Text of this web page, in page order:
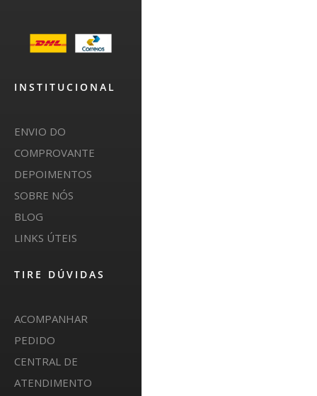
INSTITUCIONAL
ENVIO DO
COMPROVANTE
DEPOIMENTOS
SOBRE NÓS
BLOG
LINKS ÚTEIS
TIRE DÚVIDAS
ACOMPANHAR
PEDIDO
CENTRAL DE
ATENDIMENTO